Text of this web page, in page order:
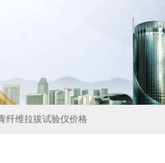
纤维拉拔试验仪价格